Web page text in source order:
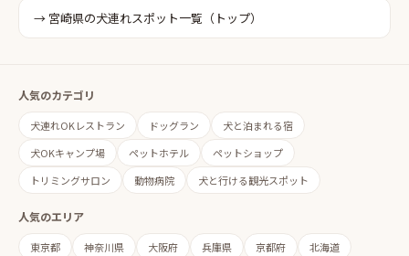
→ 宮崎県の犬連れスポット一覧（トップ）
人気のカテゴリ
犬連れOKレストラン ドッグラン
犬と泊まれる宿
犬OKキャンプ場
ペットホテル
ペットショップ
トリミングサロン
動物病院 犬と行ける観光スポット
人気のエリア
東京都 神奈川県 大阪府 兵庫県 京都府 北海道